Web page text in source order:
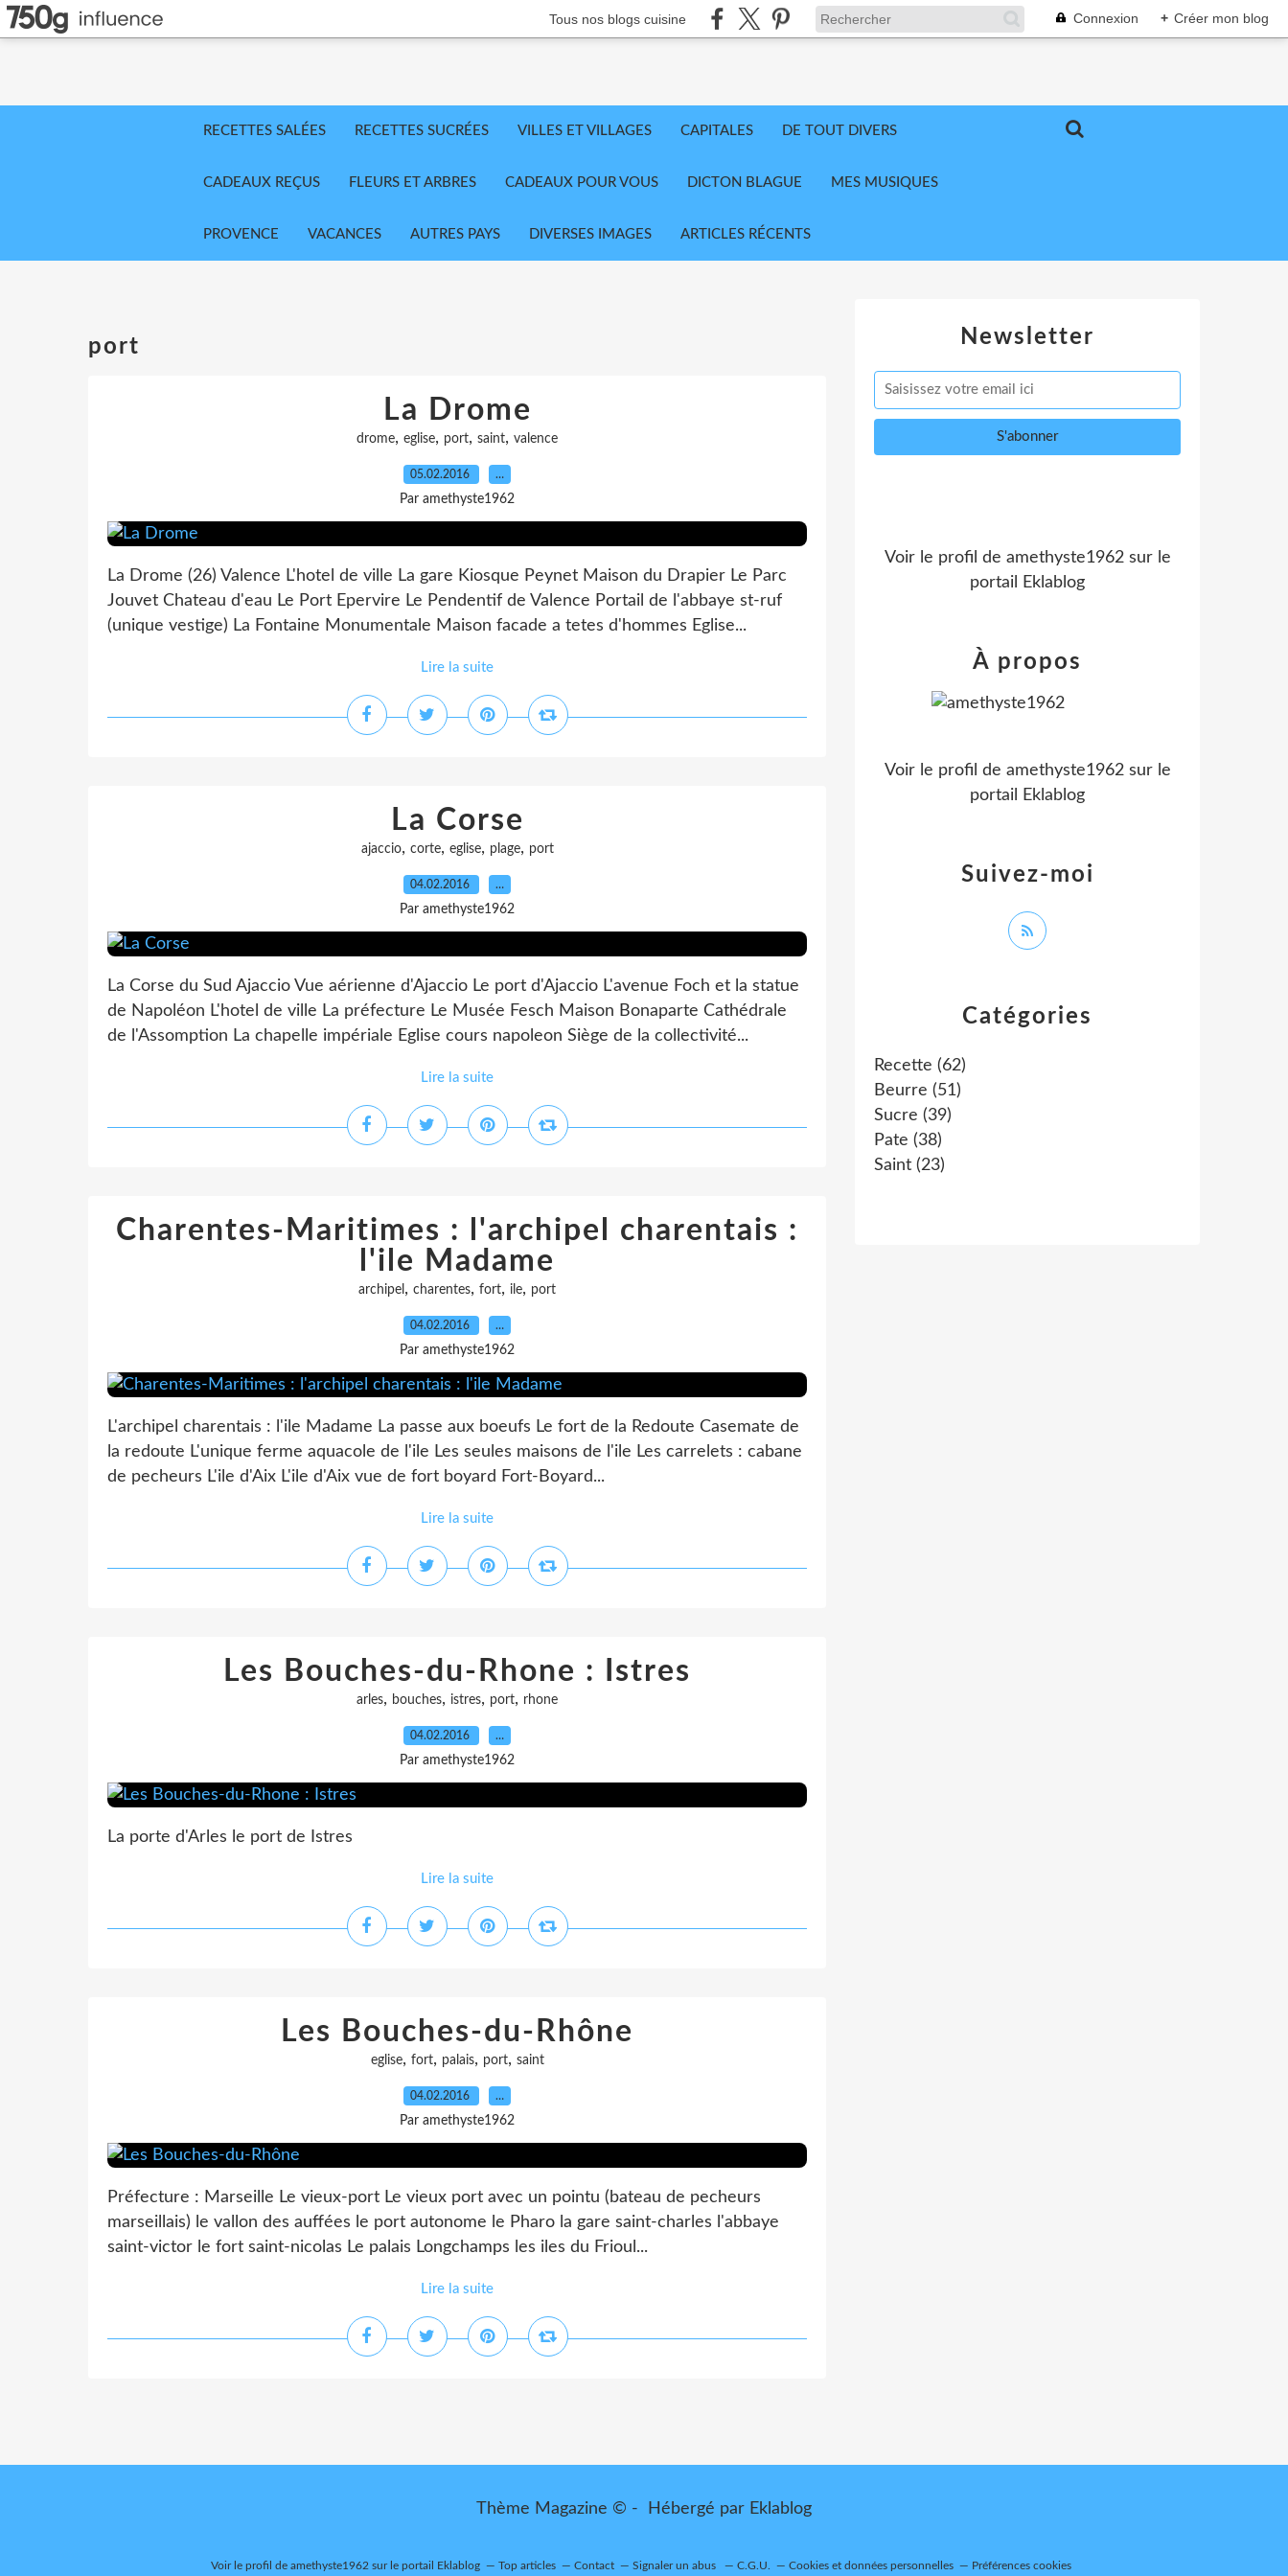
Tous nos blogs cuisine Connexion + Créer mon blog
RECETTES SALÉES RECETTES SUCRÉES VILLES ET VILLAGES CAPITALES DE TOUT DIVERS
CADEAUX REÇUS FLEURS ET ARBRES CADEAUX POUR VOUS DICTON BLAGUE MES MUSIQUES
PROVENCE VACANCES AUTRES PAYS DIVERSES IMAGES ARTICLES RÉCENTS
port
La Drome
drome, eglise, port, saint, valence
05.02.2016 …
Par amethyste1962
La Drome (26) Valence L'hotel de ville La gare Kiosque Peynet Maison du Drapier Le Parc
Jouvet Chateau d'eau Le Port Epervire Le Pendentif de Valence Portail de l'abbaye st-ruf
(unique vestige) La Fontaine Monumentale Maison facade a tetes d'hommes Eglise...
Lire la suite
La Corse
ajaccio, corte, eglise, plage, port
04.02.2016 …
Par amethyste1962
La Corse du Sud Ajaccio Vue aérienne d'Ajaccio Le port d'Ajaccio L'avenue Foch et la statue
de Napoléon L'hotel de ville La préfecture Le Musée Fesch Maison Bonaparte Cathédrale
de l'Assomption La chapelle impériale Eglise cours napoleon Siège de la collectivité...
Lire la suite
Charentes-Maritimes : l'archipel charentais :
l'ile Madame
archipel , charentes, fort, ile, port
04.02.2016 …
Par amethyste1962
L'archipel charentais : l'ile Madame La passe aux boeufs Le fort de la Redoute Casemate de
la redoute L'unique ferme aquacole de l'ile Les seules maisons de l'ile Les carrelets : cabane
de pecheurs L'ile d'Aix L'ile d'Aix vue de fort boyard Fort-Boyard...
Lire la suite
Les Bouches-du-Rhone : Istres
arles, bouches, istres, port, rhone
04.02.2016 …
Par amethyste1962
La porte d'Arles le port de Istres
Lire la suite
Les Bouches-du-Rhône
eglise, fort, palais, port, saint
04.02.2016 …
Par amethyste1962
Préfecture : Marseille Le vieux-port Le vieux port avec un pointu (bateau de pecheurs
marseillais) le vallon des auffées le port autonome le Pharo la gare saint-charles l'abbaye
saint-victor le fort saint-nicolas Le palais Longchamps les iles du Frioul...
Lire la suite
Newsletter
Catégories
Recette (62)
Beurre (51)
Sucre (39)
Pate (38)
Saint (23)
Voir le profil de amethyste1962sur le
portail Eklablog
Suivez-moi
À propos
Voir le profil de amethyste1962sur le
portail Eklablog
Thème Magazine © - Hébergé par Eklablog
Voir le profil de amethyste1962 sur le portail Eklablog Top articles Contact Signaler un abus C.G.U. Cookies et données personnelles Préférences cookies